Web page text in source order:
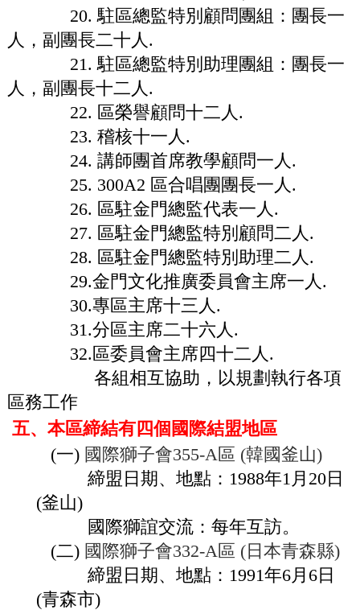
20. 駐區總監特別顧問團組：團長一
人，副團長二十人.
21. 駐區總監特別助理團組：團長一
人，副團長十二人.
22. 區榮譽顧問十二人.
23. 稽核十一人.
24. 講師團首席教學顧問一人.
25. 300A2 區合唱團團長一人.
26. 區駐金門總監代表一人.
27. 區駐金門總監特別顧問二人.
28. 區駐金門總監特別助理二人.
29.金門文化推廣委員會主席一人.
30.專區主席十三人.
31.分區主席二十六人.
32.區委員會主席四十二人.
各組相互協助，以規劃執行各項
區務工作
五、本區締結有四個國際結盟地區
(一) 國際獅子會355-A區 (韓國釜山)
締盟日期、地點：1988年1月20日
(釜山)
國際獅誼交流：每年互訪。
(二) 國際獅子會332-A區 (日本青森縣)
締盟日期、地點：1991年6月6日
(青森市)